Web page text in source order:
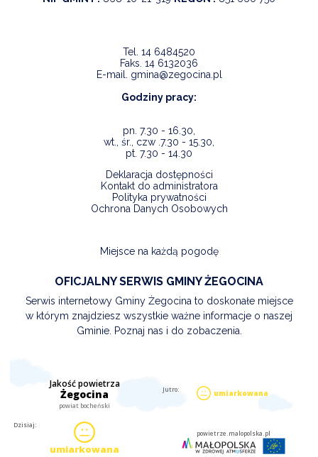
Tel. 14 6484520
Faks. 14 6132036
E-mail. gmina@zegocina.pl
Godziny pracy:
pn. 7.30 - 16.30,
wt., śr., czw .7.30 - 15.30,
pt. 7.30 - 14.30
Deklaracja dostępności
Kontakt do administratora
Polityka prywatności
Ochrona Danych Osobowych
Miejsce na każdą pogodę
OFICJALNY SERWIS GMINY ŻEGOCINA
Serwis internetowy Gminy Żegocina to doskonałe miejsce
w którym znajdziesz wszystkie ważne informacje o naszej
Gminie. Poznaj nas i do zobaczenia.